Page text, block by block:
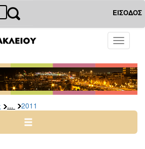
ΕΙΣΟΔΟΣ
Toggle
... 2011